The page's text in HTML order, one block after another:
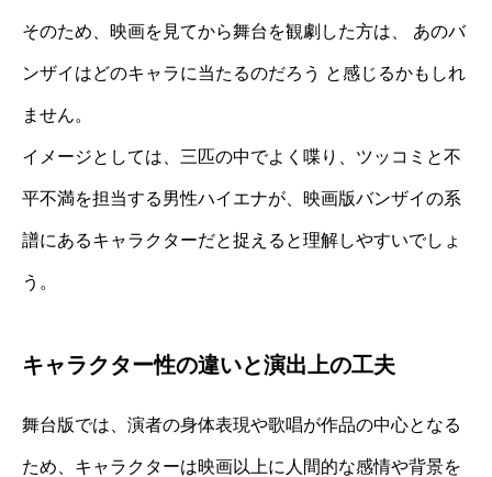
そのため、映画を見てから舞台を観劇した方は、 あのバ
ンザイはどのキャラに当たるのだろう と感じるかもしれ
ません。
イメージとしては、三匹の中でよく喋り、ツッコミと不
平不満を担当する男性ハイエナが、映画版バンザイの系
譜にあるキャラクターだと捉えると理解しやすいでしょ
う。
キャラクター性の違いと演出上の工夫
舞台版では、演者の身体表現や歌唱が作品の中心となる
ため、キャラクターは映画以上に人間的な感情や背景を